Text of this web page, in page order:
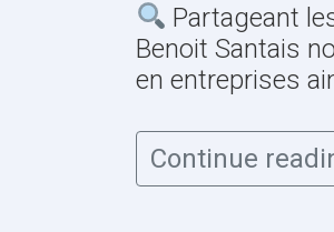
Partageant
Benoit Santais
en entreprises
Continue